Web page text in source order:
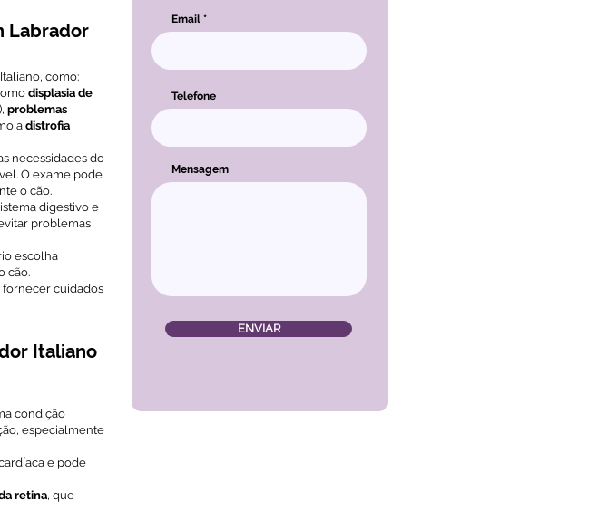
Labrador
como:
displasia de
problemas
a distrofia
necessidades do
O exame pode
o cão.
digestivo e
problemas
escolha
cão.
fornecer cuidados
Italiano
condição
especialmente
e pode
retina, que
Email
Telefone
Mensagem
ENVIAR